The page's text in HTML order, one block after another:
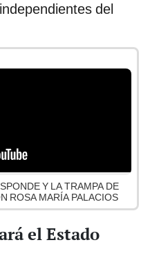
del
Y LA TRAMPA DE
ROSA MARÍA PALACIOS
el Estado